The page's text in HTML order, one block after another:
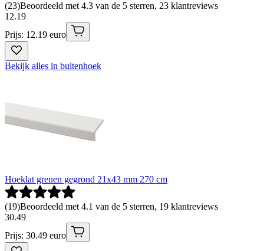
(23)Beoordeeld met 4.3 van de 5 sterren, 23 klantreviews
12.19
Prijs: 12.19 euro
Bekijk alles in buitenhoek
Hoeklat grenen gegrond 21x43 mm 270 cm
(19)Beoordeeld met 4.1 van de 5 sterren, 19 klantreviews
30.49
Prijs: 30.49 euro